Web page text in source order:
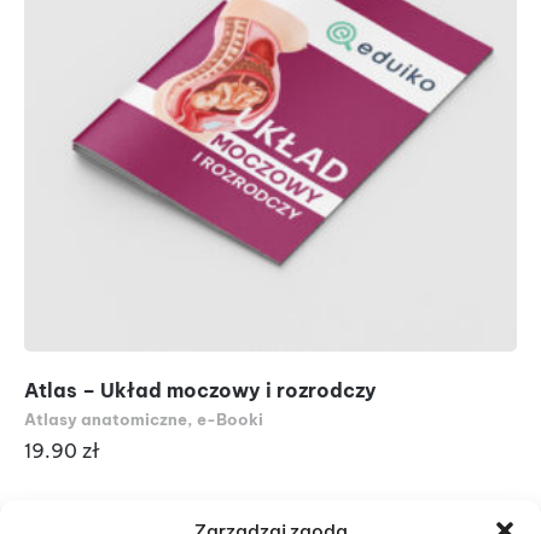
Atlas – Układ moczowy i rozrodczy
Atlasy anatomiczne, e-Booki
19.90 zł